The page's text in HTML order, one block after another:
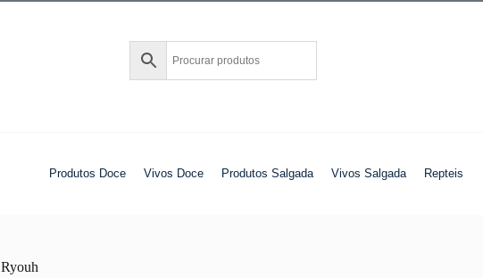
Produtos Doce Vivos Doce Produtos Salgada Vivos Salgada Repteis
Ryouh